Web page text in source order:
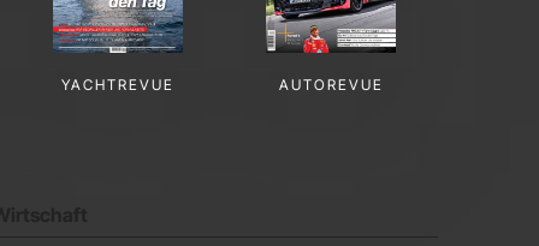
YACHTREVUE AUTOREVUE